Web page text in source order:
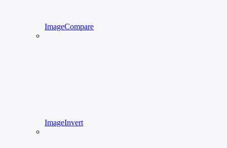
ImageCompare
ImageInvert